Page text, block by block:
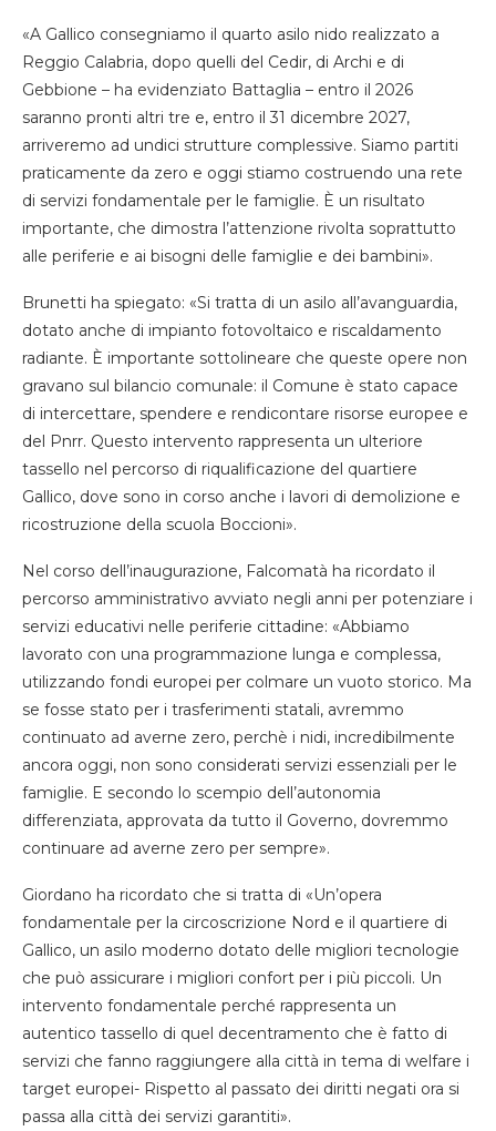
«A Gallico consegniamo il quarto asilo nido realizzato a
Reggio Calabria, dopo quelli del Cedir, di Archi e di
Gebbione – ha evidenziato Battaglia – entro il 2026
saranno pronti altri tre e, entro il 31 dicembre 2027,
arriveremo ad undici strutture complessive. Siamo partiti
praticamente da zero e oggi stiamo costruendo una rete
di servizi fondamentale per le famiglie. È un risultato
importante, che dimostra l’attenzione rivolta soprattutto
alle periferie e ai bisogni delle famiglie e dei bambini».
Brunetti ha spiegato: «Si tratta di un asilo all’avanguardia,
dotato anche di impianto fotovoltaico e riscaldamento
radiante. È importante sottolineare che queste opere non
gravano sul bilancio comunale: il Comune è stato capace
di intercettare, spendere e rendicontare risorse europee e
del Pnrr. Questo intervento rappresenta un ulteriore
tassello nel percorso di riqualificazione del quartiere
Gallico, dove sono in corso anche i lavori di demolizione e
ricostruzione della scuola Boccioni».
Nel corso dell’inaugurazione, Falcomatà ha ricordato il
percorso amministrativo avviato negli anni per potenziare i
servizi educativi nelle periferie cittadine: «Abbiamo
lavorato con una programmazione lunga e complessa,
utilizzando fondi europei per colmare un vuoto storico. Ma
se fosse stato per i trasferimenti statali, avremmo
continuato ad averne zero, perchè i nidi, incredibilmente
ancora oggi, non sono considerati servizi essenziali per le
famiglie. E secondo lo scempio dell’autonomia
differenziata, approvata da tutto il Governo, dovremmo
continuare ad averne zero per sempre».
Giordano ha ricordato che si tratta di «Un’opera
fondamentale per la circoscrizione Nord e il quartiere di
Gallico, un asilo moderno dotato delle migliori tecnologie
che può assicurare i migliori confort per i più piccoli. Un
intervento fondamentale perché rappresenta un
autentico tassello di quel decentramento che è fatto di
servizi che fanno raggiungere alla città in tema di welfare i
target europei- Rispetto al passato dei diritti negati ora si
passa alla città dei servizi garantiti».